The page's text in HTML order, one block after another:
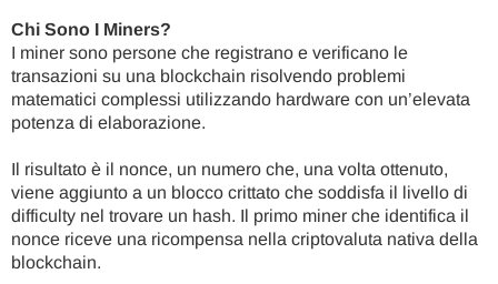
Chi Sono I Miners?
I miner sono persone che registrano e verificano le
transazioni su una blockchain risolvendo problemi
matematici complessi utilizzando hardware con un’elevata
potenza di elaborazione.
Il risultato è il nonce, un numero che, una volta ottenuto,
viene aggiunto a un blocco crittato che soddisfa il livello di
difficulty nel trovare un hash. Il primo miner che identifica il
nonce riceve una ricompensa nella criptovaluta nativa della
blockchain.